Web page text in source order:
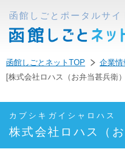
函館しごとポータルサイ
函館しごとネットTOP
企業情
[株式会社ロハス（お弁当甚兵衛
カブシキガイシャロハス
株式会社ロハス（